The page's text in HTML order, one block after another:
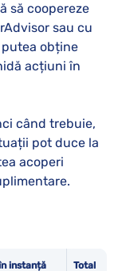
să coopereze
sau cu
obține
acțiuni în
când trebuie,
pot duce la
acoperi
instanță Total